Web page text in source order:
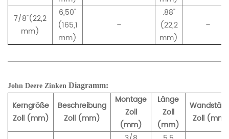
7/8"(22,2
mm)
6,50"
(165,1
mm)
–
.88"
(22,2
mm)
–
John Deere Zinken Diagramm:
Kerngröße
Zoll (mm)
Beschreibung
Zoll (mm)
Montage
Zoll
(mm)
Länge
Zoll
(mm)
Zoll (mm)